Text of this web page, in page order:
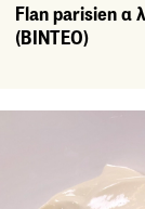
Flan parisien α
(ΒΙΝΤΕΟ)